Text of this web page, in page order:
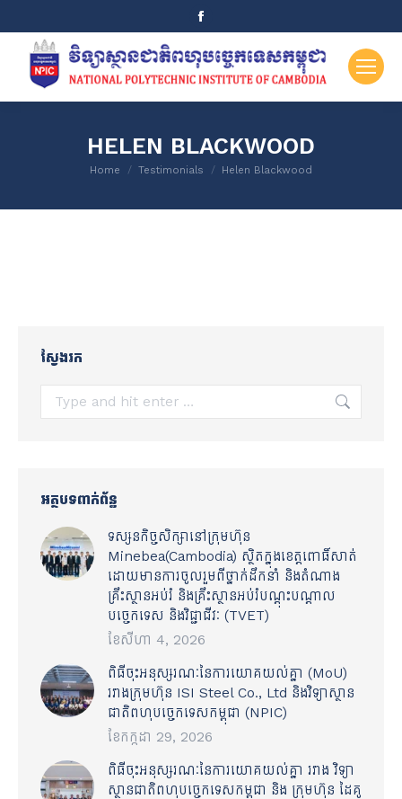
page
opens
in
new
HELEN BLACKWOOD
You are here:
Home Testimonials Helen Blackwood
ស្វែងរក
Search:
អត្ថបទពាក់ព័ន្ធ
ទស្សនកិច្ចសិក្សានៅក្រុមហ៊ុន
Minebea(Cambodia) ស្ថិតក្នុងខេត្តពោធិ៍សាត់
ដោយមានការចូលរួមពីថ្នាក់ដឹកនាំ និងតំណាង
គ្រឹះស្ថានអប់រំ និងគ្រឹះស្ថានអប់រំបណ្តុះបណ្តាល
បច្ចេកទេស និងវិជ្ជាជីវៈ (TVET)
ខែ​សីហា 4, 2026
ពិធីចុះអនុស្សរណៈនៃការយោគយល់គ្នា (MoU)
រវាងក្រុមហ៊ុន ISI Steel Co., Ltd និងវិទ្យាស្ថាន
ជាតិពហុបច្ចេកទេសកម្ពុជា (NPIC)
ខែ​កក្កដា 29, 2026
ពិធីចុះអនុស្សរណៈនៃការយោគយល់គ្នា រវាង វិទ្យា
ស្ថានជាតិពហុបច្ចេកទេសកម្ពុជា និង ក្រុមហ៊ុន ដៃគូ